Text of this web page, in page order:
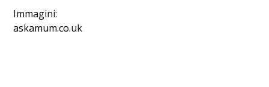
Immagini:
askamum.co.uk